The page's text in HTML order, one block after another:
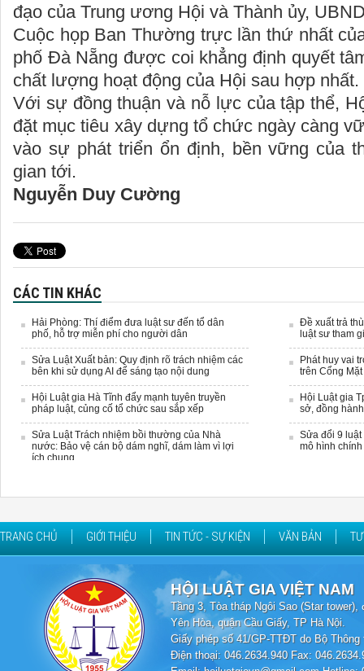
đạo của Trung ương Hội và Thành ủy,
Cuộc họp Ban Thường trực lần thứ nhất
phố Đà Nẵng được coi khẳng định quyết
chất lượng hoạt động của Hội sau hợp nhất.
Với sự đồng thuận và nỗ lực của tập thể,
đặt mục tiêu xây dựng tổ chức ngày càng
vào sự phát triển ổn định, bền vững của
gian tới.
Nguyễn Duy Cường
CÁC TIN KHÁC
Hải Phòng: Thí điểm đưa luật sư đến tổ dân
phố, hỗ trợ miễn phí cho người dân
Sửa Luật Xuất bản: Quy định rõ trách nhiệm các
bên khi sử dụng AI để sáng tạo nội dung
Hội Luật gia Hà Tĩnh đẩy mạnh tuyên truyền
pháp luật, củng cố tổ chức sau sắp xếp
Sửa Luật Trách nhiệm bồi thường của Nhà
nước: Bảo vệ cán bộ dám nghĩ, dám làm vì lợi
ích chung
Đề xuất trả
luật sư tham
Phát huy vai
trên Cổng
Hội Luật gia
sở, đồng
Sửa đổi 9
mô hình
TRANG CHỦ GIỚI THIỆU TIN TỨC - SỰ KIỆN VĂN BẢN
HỘI LUẬT GIA VIỆT NAM
Tầng 3, Tòa tháp Ngôi Sao (Star
Yên Hòa, quận Cầu Giấy, TP Hà Nội.
Giấy phép số 41/GP-TTĐT do Bộ
Điện thoại: 046.2634.940 Fax: